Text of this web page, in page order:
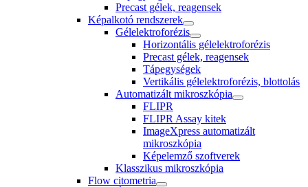
Precast gélek, reagensek
Képalkotó rendszerek
Gélelektroforézis
Horizontális gélelektroforézis
Precast gélek, reagensek
Tápegységek
Vertikális gélelektroforézis, blottolás
Automatizált mikroszkópia
FLIPR
FLIPR Assay kitek
ImageXpress automatizált
mikroszkópia
Képelemző szoftverek
Klasszikus mikroszkópia
Flow citometria